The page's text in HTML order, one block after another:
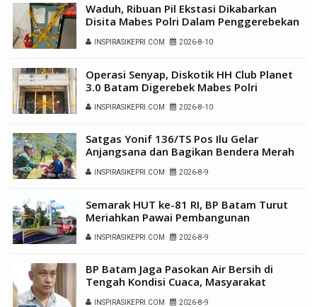
Waduh, Ribuan Pil Ekstasi Dikabarkan
Disita Mabes Polri Dalam Penggerebekan
INSPIRASIKEPRI.COM 2026-8-10
Operasi Senyap, Diskotik HH Club Planet
3.0 Batam Digerebek Mabes Polri
INSPIRASIKEPRI.COM 2026-8-10
Satgas Yonif 136/TS Pos Ilu Gelar
Anjangsana dan Bagikan Bendera Merah
INSPIRASIKEPRI.COM 2026-8-9
Semarak HUT ke-81 RI, BP Batam Turut
Meriahkan Pawai Pembangunan
INSPIRASIKEPRI.COM 2026-8-9
BP Batam Jaga Pasokan Air Bersih di
Tengah Kondisi Cuaca, Masyarakat
INSPIRASIKEPRI.COM 2026-8-9